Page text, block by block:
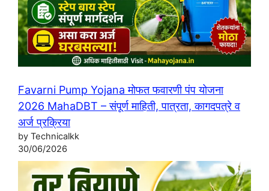
Favarni Pump Yojana मोफत फवारणी पंप योजना
2026 MahaDBT – संपूर्ण माहिती, पात्रता, कागदपत्रे व
अर्ज प्रक्रिया
by Technicalkk
30/06/2026